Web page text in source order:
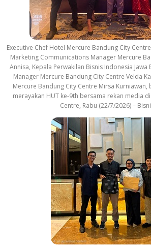
Executive Chef Hotel Mercure Bandung City
Marketing Communications Manager Mercure
Annisa, Kepala Perwakilan Bisnis Indonesia
Manager Mercure Bandung City Centre Velda
Mercure Bandung City Centre Mirsa
merayakan HUT ke-9th bersama rekan media
Centre, Rabu (22/7/2026) –